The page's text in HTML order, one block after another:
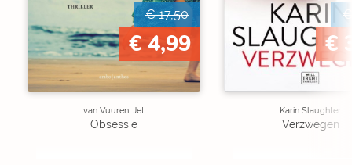
€ 17,50
€ 4,99
van Vuuren, Jet
Obsessie
€
Karin Slaughter
Verzwegen